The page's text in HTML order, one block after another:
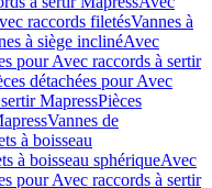
raccords filetésVannes à
à siège inclinéAvec
pour Avec raccords à sertir
détachées pour Avec
MapressPièces
Vannes de
à boisseau
à boisseau sphériqueAvec
pour Avec raccords à sertir